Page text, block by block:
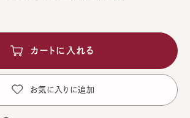
カートに入れる
お気に入りに追加